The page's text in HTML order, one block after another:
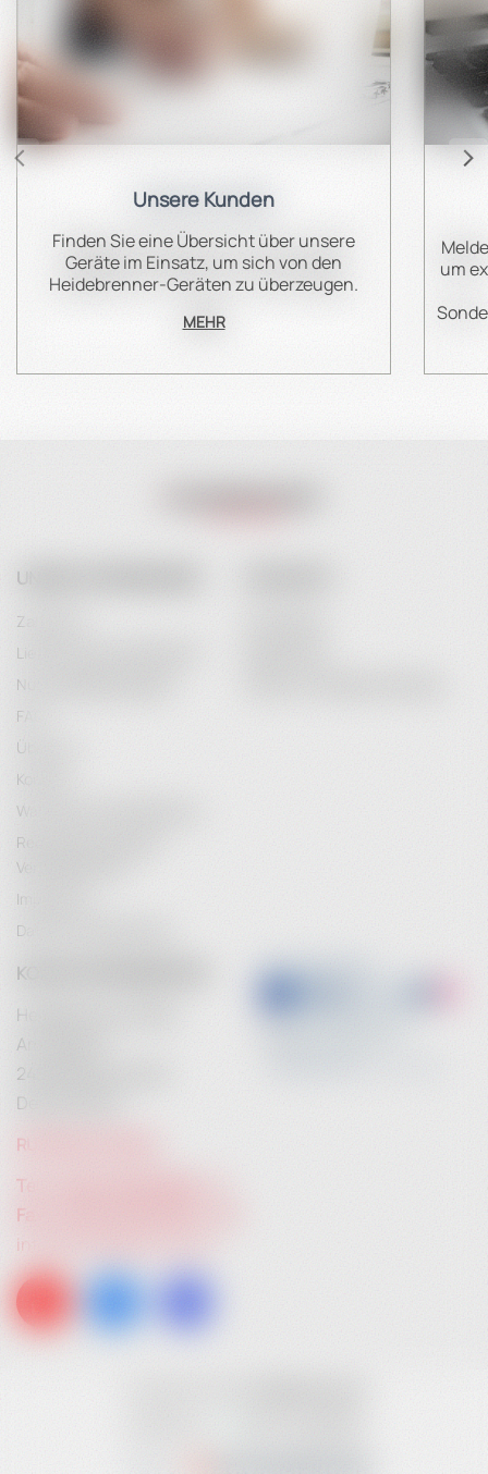
Unsere Kunden
Finden Sie eine Übersicht über unsere
Geräte im Einsatz, um sich von den
Heidebrenner-Geräten zu überzeugen.
MEHR
um
UNSER UNTERNEHMEN
Zahlarten
Lieferung & Versandkosten
Nutzungsbedingungen
FAQ
Über uns
Kontakt
Wartung & Instandhaltung
Rechtliche Hinweise /
Vertragsschluss
Impressum
Datenschutzerklärung
KONTAKTINFORMATION
Heidebrenner GmbH
Am Anger 9
24539 Neumünster
Deutschland
RUFEN SIE UNS AN:
Tel. +49 (0) 4321 783 74 - 0
Fax: +49 (0) 4321 783 74 - 22
info[at]heidebrenner.de